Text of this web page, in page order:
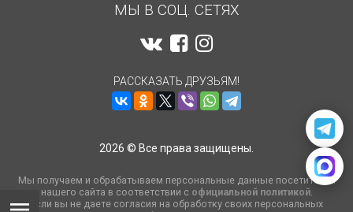
МЫ В СОЦ. СЕТЯХ
РАССКАЗАТЬ ДРУЗЬЯМ!
2026 © Все права защищены.
Мы получаем и обрабатываем персональные данные посетителей
нашего сайта в соответствии с официальной политикой.
Если вы не даете согласия на обработку своих персональных